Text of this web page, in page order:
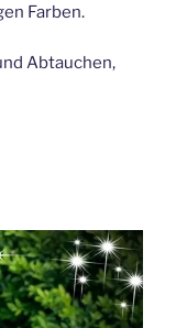
Farben.
Abtauchen,